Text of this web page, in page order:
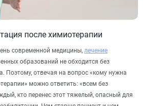
после химиотерапии
современной медицины, лечение
образований не обходится без
Поэтому, отвечая на вопрос «кому нужна
можно ответить: «всем без
кто перенес этот тяжелый, опасный для